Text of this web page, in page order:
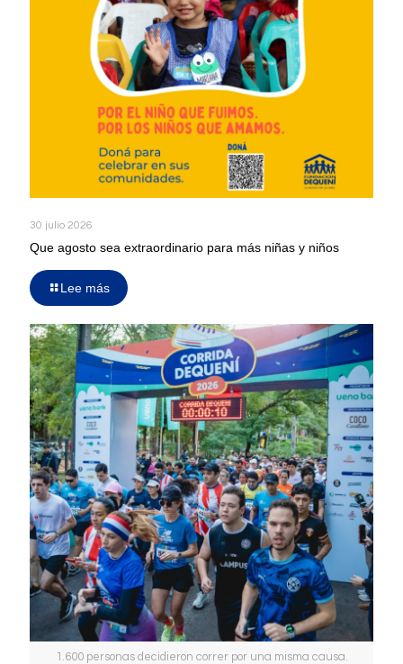
30 julio 2026
Que agosto sea extraordinario para más niñas y niños
Lee más
1.600 personas decidieron correr por una misma causa.